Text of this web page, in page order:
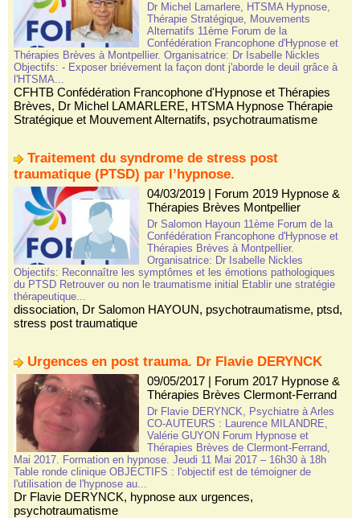
Dr Michel Lamarlere, HTSMA Hypnose,
Thérapie Stratégique, Mouvements
Alternatifs 11ème Forum de la
Confédération Francophone d'Hypnose et
Thérapies Brèves à Montpellier. Organisatrice: Dr Isabelle Nickles
Objectifs: - Exposer briévement la façon dont j'aborde le deuil grâce à
l'HTSMA...
CFHTB Confédération Francophone d'Hypnose et Thérapies
Brèves, Dr Michel LAMARLERE, HTSMA Hypnose Thérapie
Stratégique et Mouvement Alternatifs, psychotraumatisme
Traitement du syndrome de stress post
traumatique (PTSD) par l’hypnose.
04/03/2019| Forum 2019 Hypnose &
Thérapies Brèves Montpellier
Dr Salomon Hayoun 11ème Forum de la
Confédération Francophone d'Hypnose et
Thérapies Brèves à Montpellier.
Organisatrice: Dr Isabelle Nickles
Objectifs: Reconnaître les symptômes et les émotions pathologiques
du PTSD Retrouver ou non le traumatisme initial Etablir une stratégie
thérapeutique...
dissociation, Dr Salomon HAYOUN, psychotraumatisme, ptsd,
stress post traumatique
Urgences en post trauma. Dr Flavie DERYNCK
09/05/2017| Forum 2017 Hypnose &
Thérapies Brèves Clermont-Ferrand
Dr Flavie DERYNCK, Psychiatre à Arles
CO-AUTEURS : Laurence MILANDRE,
Valérie GUYON Forum Hypnose et
Thérapies Brèves de Clermont-Ferrand,
Mai 2017. Formation en hypnose. Jeudi 11 Mai 2017 – 16h30 à 18h
Table ronde clinique OBJECTIFS : l'objectif est de témoigner de
l'utilisation de l'hypnose au...
Dr Flavie DERYNCK, hypnose aux urgences,
psychotraumatisme